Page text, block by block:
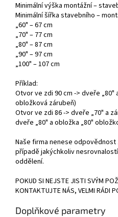
Minimální výška montážní –
Minimální šířka stavebního –
„60" – 67 cm
„70" – 77 cm
„80" – 87 cm
„90" – 97 cm
„100" – 107 cm
Příklad:
Otvor ve zdi 90 cm -> dveře „80"
obložková zárubeň)
Otvor ve zdi 86 -> dveře „70" a
dveře „80" a obložka „80"
Naše firma nenese
případě jakýchkoliv
oddělení.
POKUD SI NEJSTE JISTI SVÝM
KONTAKTUJTE NÁS, VELMI RÁDI
Doplňkové parametry